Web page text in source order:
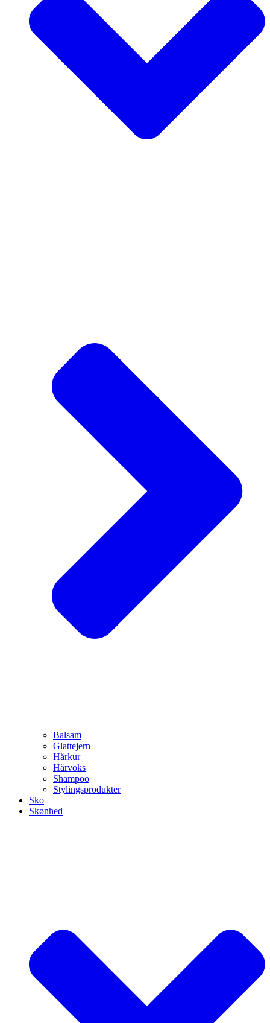
Balsam
Glattejern
Hårkur
Hårvoks
Shampoo
Stylingsprodukter
Sko
Skønhed